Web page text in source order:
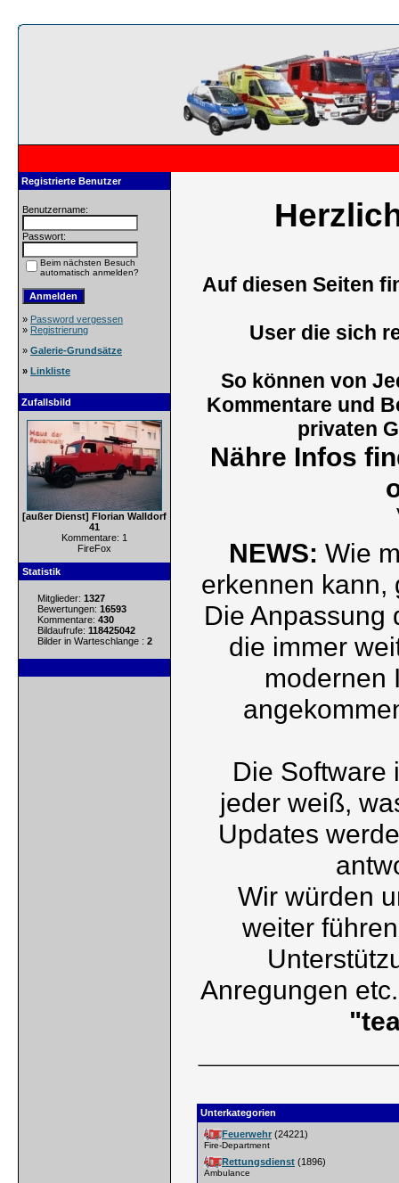
Registrierte Benutzer
Benutzername:
Passwort:
Beim nächsten Besuch
automatisch anmelden?
» Password vergessen
» Registrierung
» Galerie-Grundsätze
» Linkliste
Zufallsbild
[außer Dienst] Florian Walldorf
41
Kommentare: 1
FireFox
Statistik
Mitglieder: 1327
Bewertungen: 16593
Kommentare: 430
Bildaufrufe: 118425042
Bilder in Warteschlange : 2
Auf diesen Seiten
User die sich
So können von
Kommentare und
privaten
Nähre Infos
NEWS: Wie
erkennen kann,
Die Anpassung
die immer
modernen
Die Software
jeder weiß,
Updates
Wir würden
weiter
Anregungen
Unterkategorien
Feuerwehr (24221)
Fire-Department
Rettungsdienst (1896)
Ambulance